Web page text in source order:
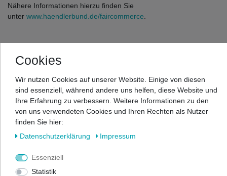
Nähere Informationen hierzu finden Sie
unter www.haendlerbund.de/faircommerce
Ihr Experte für Insektenschutz &
Heizpilze
Fliegengitter für Fenster & Türen, Gas-
Heizpilze und das passende Zubehör
Cookies
Wir nutzen Cookies auf unserer Website. Einige von diesen
sind essenziell, während andere uns helfen, diese Website und
Ihre Erfahrung zu verbessern. Weitere Informationen zu den
von uns verwendeten Cookies und Ihren Rechten als Nutzer
finden Sie hier:
Daten­schutz­erklärung
Impressum
Essenziell
Statistik